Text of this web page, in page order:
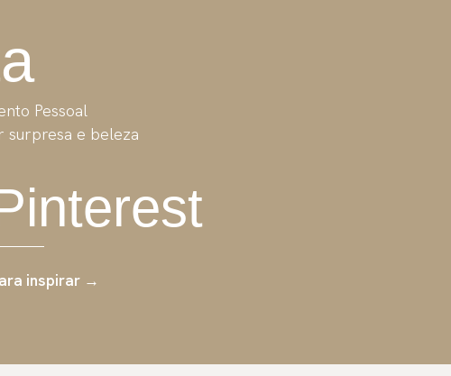
Pessoal
surpresa e beleza
inspirar →